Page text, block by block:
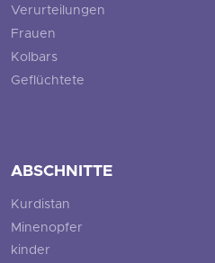
Verurteilungen
Frauen
Kolbars
Geflüchtete
ABSCHNITTE
Kurdistan
Minenopfer
kinder